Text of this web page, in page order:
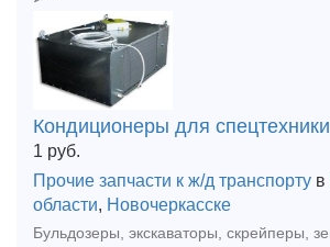
Кондиционеры для спецтехники
1 руб.
Прочие запчасти к ж/д транспорту в
области, Новочеркасске